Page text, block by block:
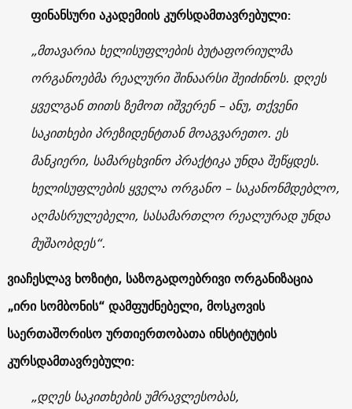
ფინანსური აკადემიის კურსდამთავრებული:
„მთავარია ხელისუფლების ბუტაფორიულმა
ორგანოებმა რეალური შინაარსი შეიძინოს. დღეს
ყველგან თითს ზემოთ იშვერენ – ანუ, თქვენი
საკითხები პრეზიდენტთან მოაგვარეთო. ეს
მანკიერი, სამარცხვინო პრაქტიკა უნდა შეწყდეს.
ხელისუფლების ყველა ორგანო – საკანონმდებლო,
აღმასრულებელი, სასამართლო რეალურად უნდა
მუშაობდეს“.
ვიაჩესლავ ხოზიტი, საზოგადოებრივი ორგანიზაცია
„ირი სომბონის“ დამფუძნებელი, მოსკოვის
საერთაშორისო ურთიერთობათა ინსტიტუტის
კურსდამთავრებული:
„დღეს საკითხების უმრავლესობას,